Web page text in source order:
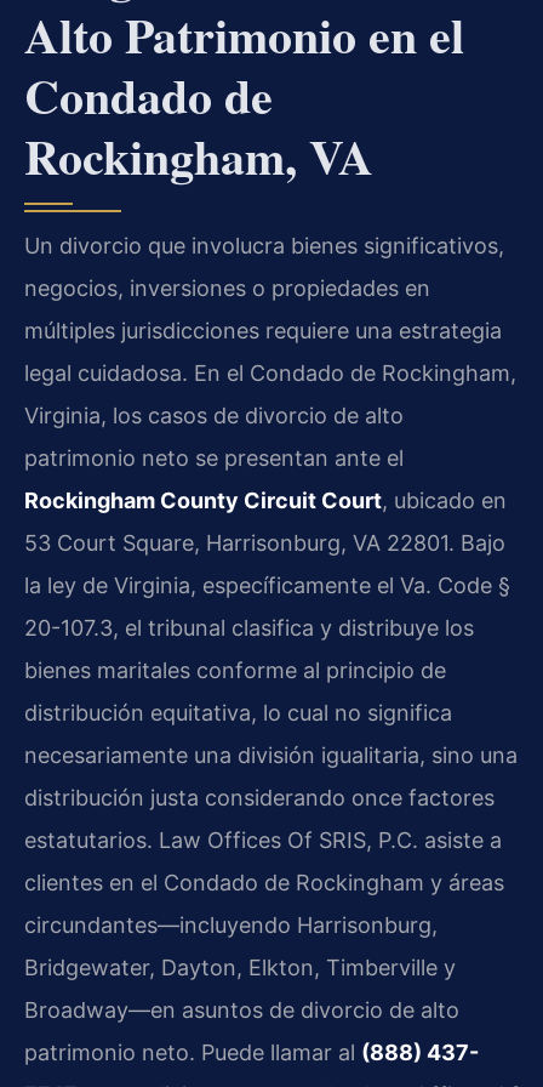
Alto Patrimonio en el
Condado de
Rockingham, VA
Un divorcio que involucra bienes significativos,
negocios, inversiones o propiedades en
múltiples jurisdicciones requiere una estrategia
legal cuidadosa. En el Condado de Rockingham,
Virginia, los casos de divorcio de alto
patrimonio neto se presentan ante el
Rockingham County Circuit Court, ubicado en
53 Court Square, Harrisonburg, VA 22801. Bajo
la ley de Virginia, específicamente el Va. Code §
20-107.3, el tribunal clasifica y distribuye los
bienes maritales conforme al principio de
distribución equitativa, lo cual no significa
necesariamente una división igualitaria, sino una
distribución justa considerando once factores
estatutarios. Law Offices Of SRIS, P.C. asiste a
clientes en el Condado de Rockingham y áreas
circundantes—incluyendo Harrisonburg,
Bridgewater, Dayton, Elkton, Timberville y
Broadway—en asuntos de divorcio de alto
patrimonio neto. Puede llamar al (888) 437-